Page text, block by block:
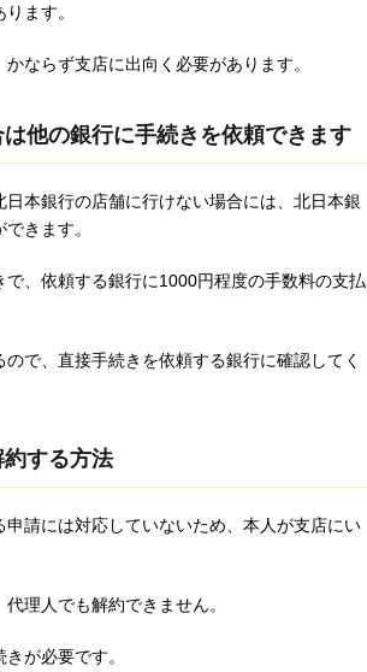
ます。
ならず支店に出向く必要があります。
他の銀行に手続きを依頼できます
本銀行の店舗に行けない場合には、北日本銀
きます。
で、依頼する銀行に1000円程度の手数料の支払
で、直接手続きを依頼する銀行に確認してく
する方法
請には対応していないため、本人が支店にい
理人でも解約できません。
が必要です。